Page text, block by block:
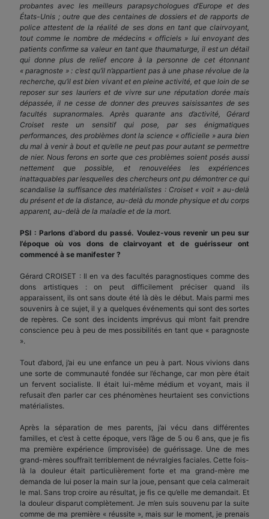
probantes avec les meilleurs parapsychologues d’Europe et des
États-Unis ; outre que des centaines de dossiers et de rapports de
police attestent de la réalité de ses dons en tant que clairvoyant,
tout comme le nombre de médecins « officiels » lui envoyant des
patients confirme sa valeur en tant que thaumaturge, il est un détail
qui donne plus de relief encore à la personne de cet étonnant
« paragnoste » : c’est qu’il n’appartient pas à une phase révolue de la
recherche, qu’il est bien vivant et en pleine activité, et que loin de se
reposer sur ses lauriers et de vivre sur une réputation dorée mais
dépassée, il ne cesse de donner des preuves saisissantes de ses
facultés supranormales. Après quarante ans d’activité, Gérard
Croiset reste un sensitif qui pose, par ses énigmatiques
performances, des problèmes dont la science « officielle » aura bien
du mal à venir à bout et qu’elle ne peut pas pour autant se permettre
de nier. Nous ferons en sorte que ces problèmes soient posés aussi
nettement que possible, et renouvelées les expériences
inattaquables par lesquelles des chercheurs ont pu démontrer ce qui
scandalise la suffisance des matérialistes : Croiset « voit » au-delà
du présent et de la distance, au-delà du monde physique et du corps
apparent, au-delà de la maladie et de la mort.
PSI : Parlons d’abord du passé. Voulez-vous revenir un peu sur
l’époque où vos dons de clairvoyant et de guérisseur ont
commencé à se manifester ?
Gérard CROISET : Il en va des facultés paragnostiques comme des
dons artistiques : on peut difficilement préciser quand ils
apparaissent, ils ont sans doute été là dès le début. Mais parmi mes
souvenirs à ce sujet, il y a quelques événements qui sont des sortes
de repères. Ce sont des incidents imprévus qui m’ont fait prendre
conscience peu à peu de mes possibilités en tant que « paragnoste
».
Tout d’abord, j’ai eu une enfance un peu à part. Nous vivions dans
une sorte de communauté fondée sur l’échange, car mon père était
un fervent socialiste. Il était lui-même médium et voyant, mais il
refusait d’en parler car ces phénomènes heurtaient ses convictions
matérialistes.
Après la séparation de mes parents, j’ai vécu dans différentes
familles, et c’est à cette époque, vers l’âge de 5 ou 6 ans, que je fis
ma première expérience (improvisée) de guérissage. Une de mes
grand-mères souffrait terriblement de névralgies faciales. Cette fois-
là la douleur était particulièrement forte et ma grand-mère me
demanda de lui poser la main sur la joue, pensant que cela calmerait
le mal. Sans trop croire au résultat, je fis ce qu’elle me demandait. Et
la douleur disparut complètement. Je m’en suis souvenu par la suite
comme de ma première « réussite », mais sur le moment, je prenais